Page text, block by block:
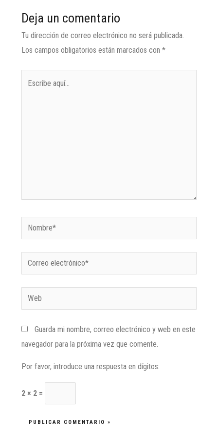
Deja un comentario
Tu dirección de correo electrónico no será publicada.
Los campos obligatorios están marcados con *
Guarda mi nombre, correo electrónico y web en este
navegador para la próxima vez que comente.
Por favor, introduce una respuesta en dígitos:
2 × 2 =